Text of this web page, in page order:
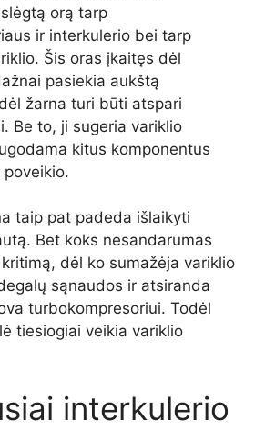
orą tarp
ir interkulerio bei tarp
Šis oras įkaitęs dėl
pasiekia aukštą
žarna turi būti atspari
Be to, ji sugeria variklio
kitus komponentus
taip pat padeda išlaikyti
Bet koks nesandarumas
dėl ko sumažėja variklio
sąnaudos ir atsiranda
turbokompresoriui. Todėl
tiesiogiai veikia variklio
interkulerio